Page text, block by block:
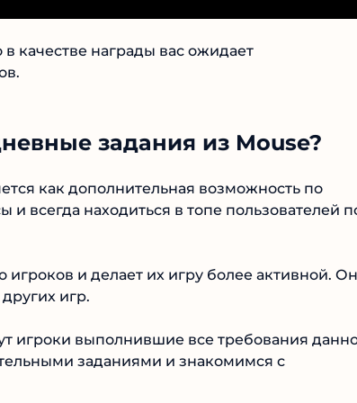
качестве награды вас ожидает
задания из Mouse?
как дополнительная возможность по
всегда находиться в топе пользователей
игроков и делает их игру более активной.
игр.
игроки выполнившие все требования
заданиями и знакомимся с